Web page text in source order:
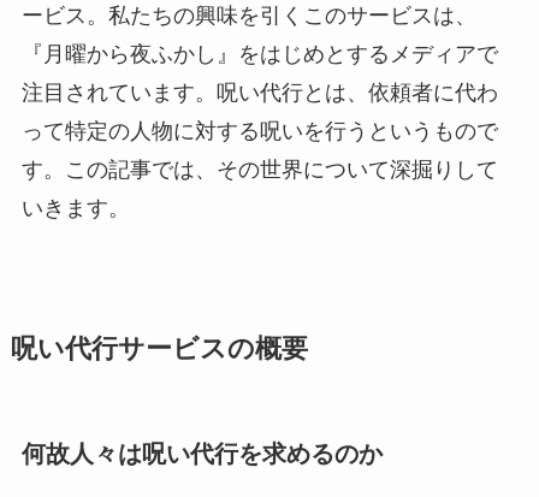
ービス。私たちの興味を引くこのサービスは、
『月曜から夜ふかし』をはじめとするメディアで
注目されています。呪い代行とは、依頼者に代わ
って特定の人物に対する呪いを行うというもので
す。この記事では、その世界について深掘りして
いきます。
呪い代行サービスの概要
何故人々は呪い代行を求めるのか